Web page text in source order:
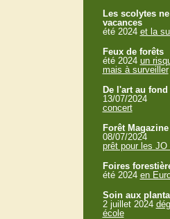
Les scolytes
vacances
été 2024 et la
Feux de forêts
été 2024 un
mais à surveiller
De l'art au
13/07/2024
concert
Forêt Magazine
08/07/2024
prêt pour les
Foires
été 2024 en
Soin aux
2 juillet 2024
école